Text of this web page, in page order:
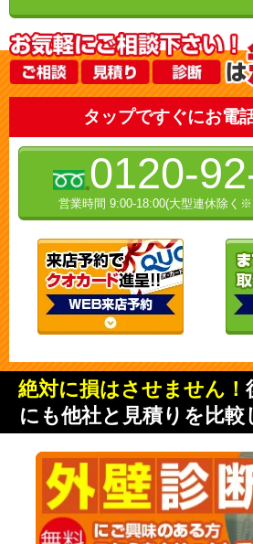
タップですぐにお電
0120-
営業時間 9:00-18:00(大型連休除く
絶対に損はさせません！
にも他社と見積りを比較